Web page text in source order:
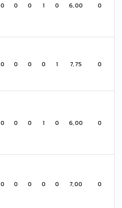
0 0 0 1 0 6,00 0
0 0 0 0 1 7,75 0
0 0 0 1 0 6,00 0
0 0 0 0 0 7,00 0